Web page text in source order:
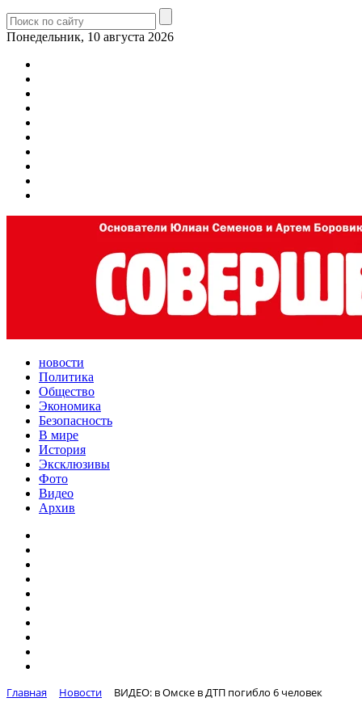
Понедельник, 10 августа 2026
новости
Политика
Общество
Экономика
Безопасность
В мире
История
Эксклюзивы
Фото
Видео
Архив
Главная Новости ВИДЕО: в Омске в ДТП погибло 6 человек